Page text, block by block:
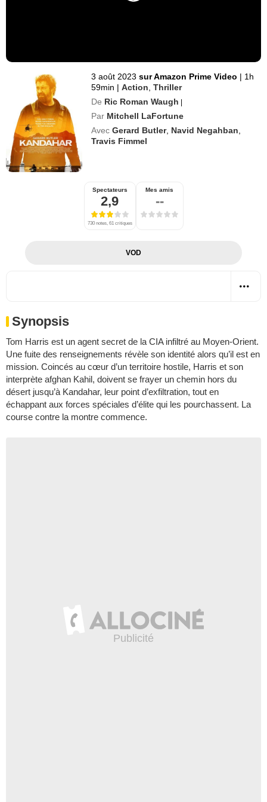
3 août 2023 sur Amazon Prime Video | 1h
59min | Action ,Thriller
De Ric Roman Waugh |
Par Mitchell LaFortune
Avec Gerard Butler, Navid Negahban
Travis Fimmel
Spectateurs
2,9
730 notes, 61 critiques
Mes amis
--
VOD
Synopsis
Tom Harris est un agent secret de la CIA infiltré au Moyen-Orient.
Une fuite des renseignements révèle son identité alors qu’il est en
mission. Coincés au cœur d’un territoire hostile, Harris et son
interprète afghan Kahil, doivent se frayer un chemin hors du
désert jusqu’à Kandahar, leur point d’exfiltration, tout en
échappant aux forces spéciales d’élite qui les pourchassent. La
course contre la montre commence.